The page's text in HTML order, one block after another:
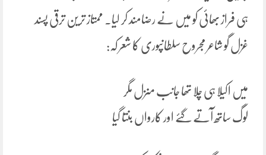
ہی فراز بھائی کو میں نے رضامند کر لیا۔ ممتاز ترین ترقی پسند
غزل گو شاعر مجروح سلطانپوری کا شعر کہ:
میں اکیلا ہی چلا تھا جانب منزل مگر
لوگ ساتھ آتے گئے اور کارواں بنتا گیا